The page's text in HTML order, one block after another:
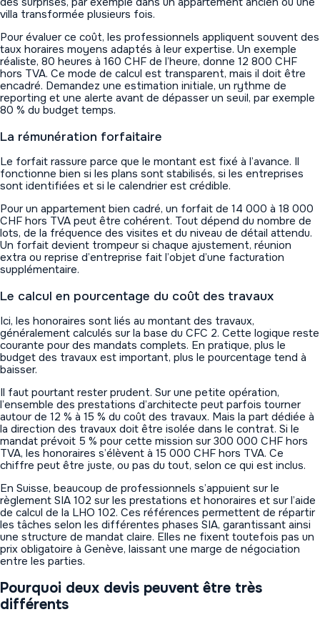
villa transformée plusieurs fois.
Pour évaluer ce coût, les professionnels appliquent souvent des
taux horaires moyens adaptés à leur expertise. Un exemple
réaliste, 80 heures à 160 CHF de l’heure, donne 12 800 CHF
hors TVA. Ce mode de calcul est transparent, mais il doit être
encadré. Demandez une estimation initiale, un rythme de
reporting et une alerte avant de dépasser un seuil, par exemple
80 % du budget temps.
La rémunération forfaitaire
Le forfait rassure parce que le montant est fixé à l’avance. Il
fonctionne bien si les plans sont stabilisés, si les entreprises
sont identifiées et si le calendrier est crédible.
Pour un appartement bien cadré, un forfait de 14 000 à 18 000
CHF hors TVA peut être cohérent. Tout dépend du nombre de
lots, de la fréquence des visites et du niveau de détail attendu.
Un forfait devient trompeur si chaque ajustement, réunion
extra ou reprise d’entreprise fait l’objet d’une facturation
supplémentaire.
Le calcul en pourcentage du coût des travaux
Ici, les honoraires sont liés au montant des travaux,
généralement calculés sur la base du CFC 2. Cette logique reste
courante pour des mandats complets. En pratique, plus le
budget des travaux est important, plus le pourcentage tend à
baisser.
Il faut pourtant rester prudent. Sur une petite opération,
l’ensemble des prestations d’architecte peut parfois tourner
autour de 12 % à 15 % du coût des travaux. Mais la part dédiée à
la direction des travaux doit être isolée dans le contrat. Si le
mandat prévoit 5 % pour cette mission sur 300 000 CHF hors
TVA, les honoraires s’élèvent à 15 000 CHF hors TVA. Ce
chiffre peut être juste, ou pas du tout, selon ce qui est inclus.
En Suisse, beaucoup de professionnels s’appuient sur le
règlement SIA 102 sur les prestations et honoraires et sur l’aide
de calcul de la LHO 102. Ces références permettent de répartir
les tâches selon les différentes phases SIA, garantissant ainsi
une structure de mandat claire. Elles ne fixent toutefois pas un
prix obligatoire à Genève, laissant une marge de négociation
entre les parties.
Pourquoi deux devis peuvent être très
différents